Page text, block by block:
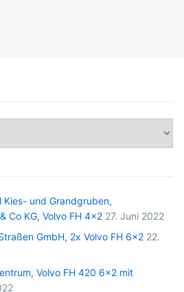
Kies- und Grandgruben,
Co KG, Volvo FH 4×2 27. Juni 2022
GmbH, 2x Volvo FH 6×2 22.
Volvo FH 420 6×2 mit